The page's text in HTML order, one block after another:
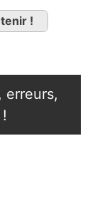
!
erreurs,